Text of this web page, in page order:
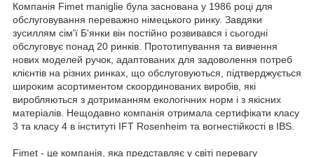
Компанія Fimet maniglie була заснована у 1986 році для
обслуговування переважно німецького ринку. Завдяки
зусиллям сім'ї Б'янки він постійно розвивався і сьогодні
обслуговує понад 20 ринків. Прототипування та вивчення
нових моделей ручок, адаптованих для задоволення потреб
клієнтів на різних ринках, що обслуговуються, підтверджується
широким асортиментом скоординованих виробів, які
виробляються з дотриманням екологічних норм і з якісних
матеріалів. Нещодавно компанія отримала сертифікати класу
3 та класу 4 в інституті IFT Rosenheim та вогнестійкості в IBS.
Fimet - це компанія, яка представляє у світі перевагу